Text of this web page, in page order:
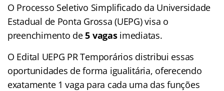
O Processo Seletivo Simplificado da Universidade
Estadual de Ponta Grossa (UEPG) visa o
preenchimento de5 vagasimediatas.
O Edital UEPG PR Temporários distribui essas
oportunidades de forma igualitária, oferecendo
exatamente 1 vaga para cada uma das funções